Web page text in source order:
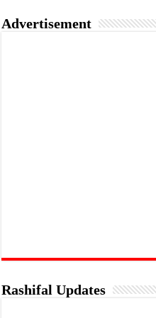
Advertisement
Rashifal Updates